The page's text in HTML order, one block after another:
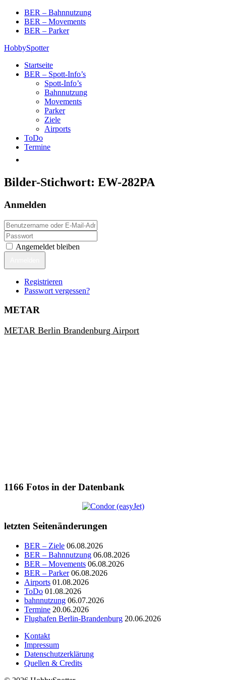
Skip
content
BER – Bahnnutzung
BER – Movements
BER – Parker
HobbySpotter
Startseite
BER – Spott-Info’s
Spott-Info’s
Bahnnutzung
Movements
Parker
Ziele
Airports
ToDo
Termine
Bilder-Stichwort: EW-282PA
Anmelden
Angemeldet bleiben
Registrieren
Passwort vergessen?
METAR
METAR Berlin Brandenburg Airport
1166 Fotos in der Datenbank
letzten Seitenänderungen
BER – Ziele 06.08.2026
BER – Bahnnutzung 06.08.2026
BER – Movements 06.08.2026
BER – Parker 06.08.2026
Airports 01.08.2026
ToDo 01.08.2026
bahnnutzung 06.07.2026
Termine 20.06.2026
Flughafen Berlin-Brandenburg 20.06.2026
Kontakt
Impressum
Datenschutzerklärung
Quellen & Credits